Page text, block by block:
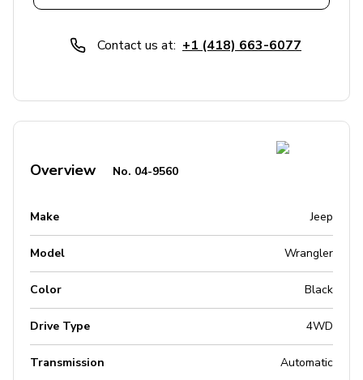
Contact us at: +1 (418) 663-6077
Overview No. 04-9560
Make Jeep
Model Wrangler
Color Black
Drive Type 4WD
Transmission Automatic